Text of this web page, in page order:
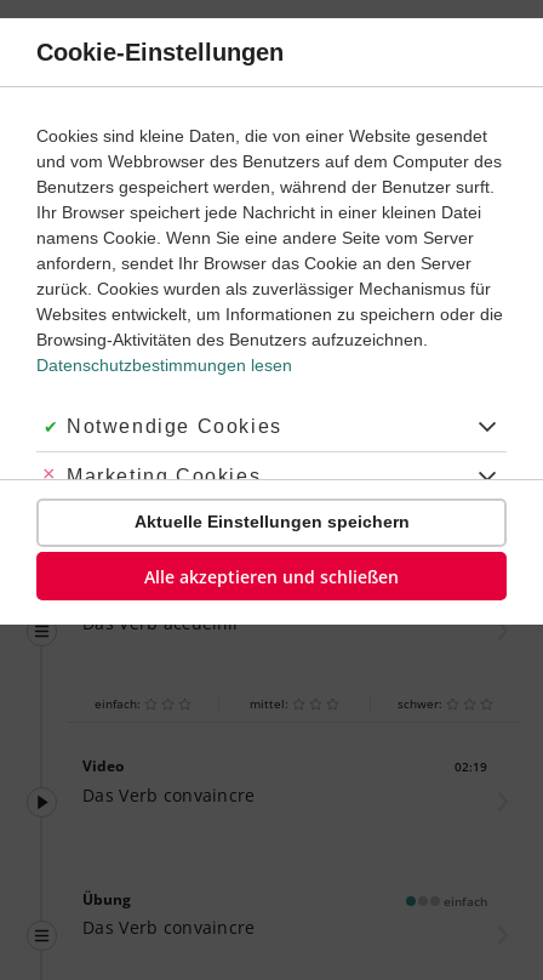
Direkt
Inhalt
Französisch 5. Lernjahr
Unregelmäßige Verben: accueillir, convaincre, exclure,
fuir, interrompre, mourir, s'asseoir, suffire
Dauer: 65 Minuten
Empfohlen von
Tutor Simjon
VIDEOS, AUFGABEN UND ÜBUNGEN ZUGEHÖRIGE KLASSENARBEITEN
Dauer:
einfach
Das Verb accueillir
einfach: mittel: schwer:
Video 02:19
Das Verb convaincre
Übung einfach
Das Verb convaincre
Cookie-Einstellungen
Cookies sind kleine Daten, die von einer Website gesendet
und vom Webbrowser des Benutzers auf dem Computer des
Benutzers gespeichert werden, während der Benutzer surft.
Ihr Browser speichert jede Nachricht in einer kleinen Datei
namens Cookie. Wenn Sie eine andere Seite vom Server
anfordern, sendet Ihr Browser das Cookie an den Server
zurück. Cookies wurden als zuverlässiger Mechanismus für
Websites entwickelt, um Informationen zu speichern oder die
Browsing-Aktivitäten des Benutzers aufzuzeichnen.
Datenschutzbestimmungen lesen
Akzeptiert:
Notwendige Cookies
Abgelehnt:
Marketing Cookies
Abgelehnt:
Personalisierungs-Cookies
Aktuelle Einstellungen speichern
Alle akzeptieren und schließen